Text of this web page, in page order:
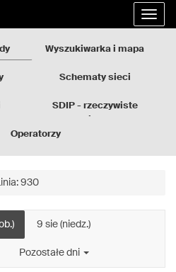
Wyszukiwarka i mapa
Schematy sieci
SDIP - rzeczywiste
Operatorzy
930
9 sie (niedz.)
Pozostałe dni